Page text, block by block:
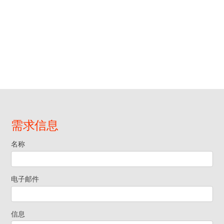
需求信息
Request
Information
- Footer
名称
电子邮件
信息